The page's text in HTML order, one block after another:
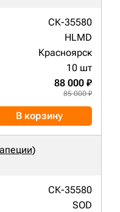
СК-35580
HLMD
Красноярск
10 шт
88 000 ₽
85 000 ₽
В корзину
СК-35580
SOD